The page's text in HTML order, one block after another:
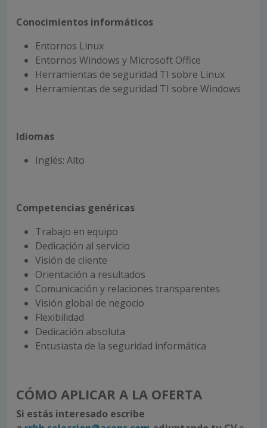
Conocimientos informáticos
Entornos Linux
Entornos Windows y Microsoft Office
Herramientas de seguridad TI sobre Linux
Herramientas de seguridad TI sobre Windows
Idiomas
Inglés: Alto
Competencias genéricas
Trabajo en equipo
Dedicación al servicio
Visión de cliente
Orientación a resultados
Comunicación y relaciones transparentes
Visión global de negocio
Flexibilidad
Dedicación absoluta
Entusiasta de la seguridad informática
CÓMO APLICAR A LA OFERTA
Si estás interesado escribe